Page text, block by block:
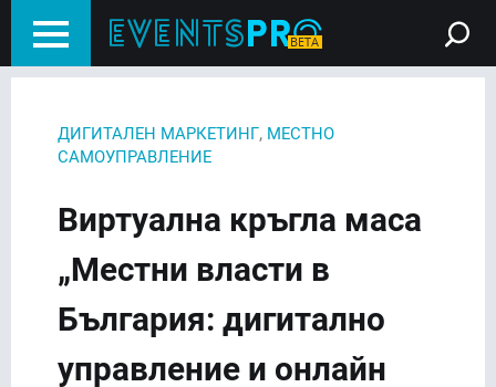
ДИГИТАЛЕН МАРКЕТИНГ, МЕСТНО
САМОУПРАВЛЕНИЕ
Виртуална кръгла маса
„Местни власти в
България: дигитално
управление и онлайн